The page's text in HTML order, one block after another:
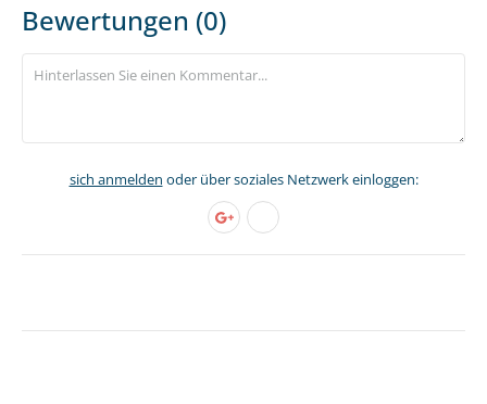
Bewertungen (0)
sich anmelden oder über soziales Netzwerk einloggen: